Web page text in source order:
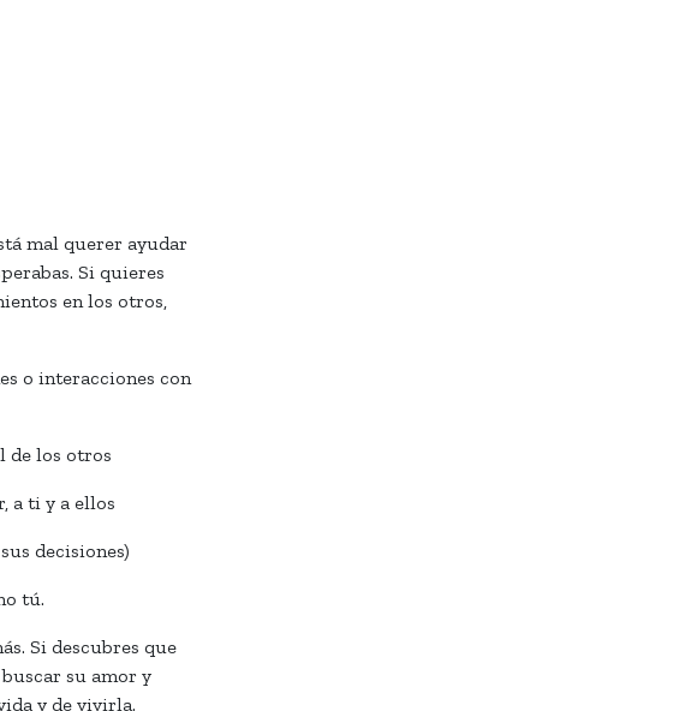
mal querer ayudar
Si quieres
en los otros,
o interacciones con
de los otros
a ti y a ellos
decisiones)
tú.
Si descubres que
su amor y
y de vivirla.